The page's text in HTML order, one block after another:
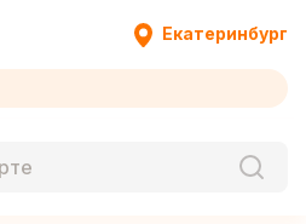
Екатеринбург